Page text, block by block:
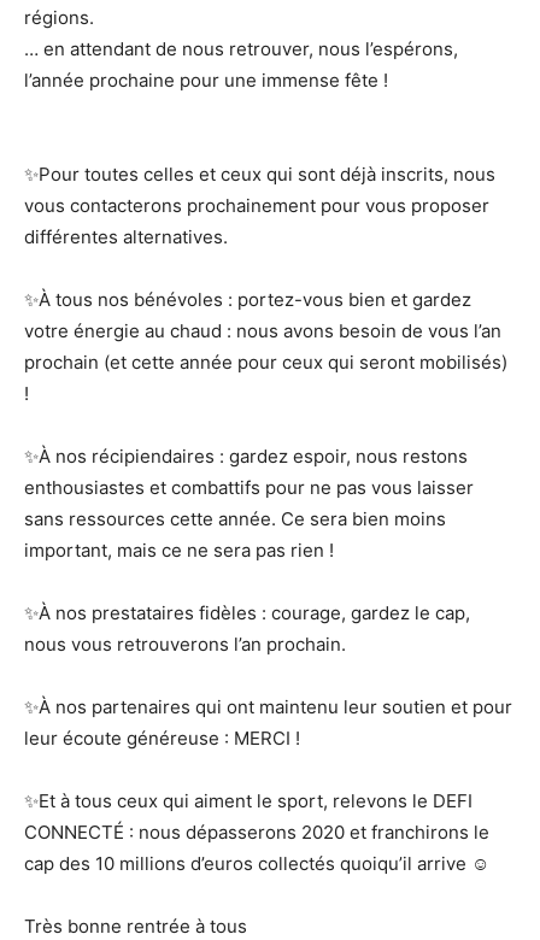
régions.
… en attendant de nous retrouver, nous l’espérons,
l’année prochaine pour une immense fête !
✨Pour toutes celles et ceux qui sont déjà inscrits, nous
vous contacterons prochainement pour vous proposer
différentes alternatives.
✨À tous nos bénévoles : portez-vous bien et gardez
votre énergie au chaud : nous avons besoin de vous l’an
prochain (et cette année pour ceux qui seront mobilisés)
!
✨À nos récipiendaires : gardez espoir, nous restons
enthousiastes et combattifs pour ne pas vous laisser
sans ressources cette année. Ce sera bien moins
important, mais ce ne sera pas rien !
✨À nos prestataires fidèles : courage, gardez le cap,
nous vous retrouverons l’an prochain.
✨À nos partenaires qui ont maintenu leur soutien et pour
leur écoute généreuse : MERCI !
✨Et à tous ceux qui aiment le sport, relevons le DEFI
CONNECTÉ : nous dépasserons 2020 et franchirons le
cap des 10 millions d’euros collectés quoiqu’il arrive ☺
Très bonne rentrée à tous